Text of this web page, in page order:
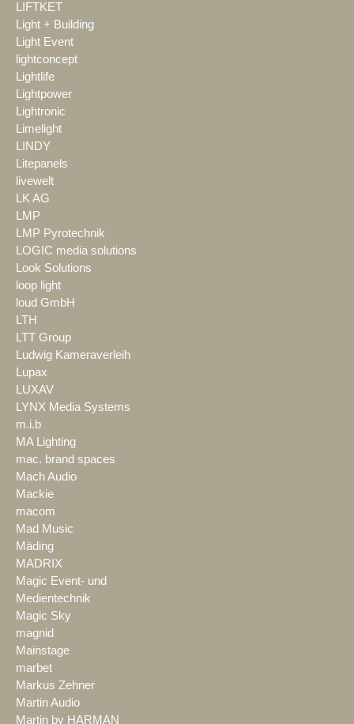
LIFTKET
Light + Building
Light Event
lightconcept
Lightlife
Lightpower
Lightronic
Limelight
LINDY
Litepanels
livewelt
LK AG
LMP
LMP Pyrotechnik
LOGIC media solutions
Look Solutions
loop light
loud GmbH
LTH
LTT Group
Ludwig Kameraverleih
Lupax
LUXAV
LYNX Media Systems
m.i.b
MA Lighting
mac. brand spaces
Mach Audio
Mackie
macom
Mad Music
Mäding
MADRIX
Magic Event- und
Medientechnik
Magic Sky
magnid
Mainstage
marbet
Markus Zehner
Martin Audio
Martin by HARMAN